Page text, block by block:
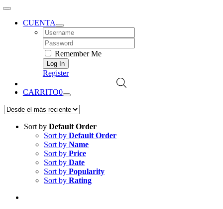
CUENTA
Username:
Password:
Remember Me
Register
CARRITO0
Sort by Default Order
Sort by Default Order
Sort by Name
Sort by Price
Sort by Date
Sort by Popularity
Sort by Rating